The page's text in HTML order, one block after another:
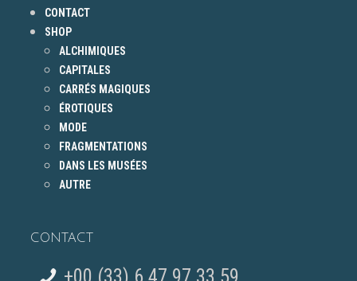
CONTACT
SHOP
ALCHIMIQUES
CAPITALES
CARRÉS MAGIQUES
ÉROTIQUES
MODE
FRAGMENTATIONS
DANS LES MUSÉES
AUTRE
CONTACT